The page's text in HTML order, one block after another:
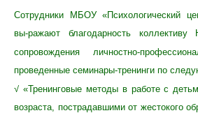
Сотрудники МБОУ «Психологический
вы-ражают благодарность коллективу
сопровождения личностно-
проведенные семинары-тренинги по
√ «Тренинговые методы в работе с
возраста, пострадавшими от жестокого